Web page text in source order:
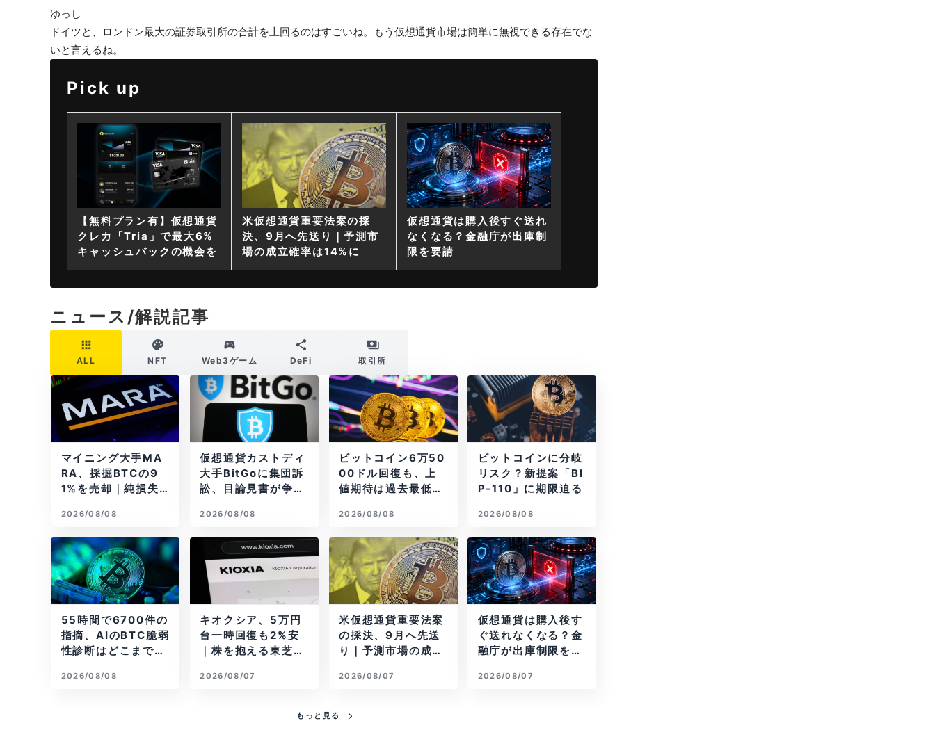
ゆっし
ドイツと、ロンドン最大の証券取引所の合計を上回るのはすごいね。もう仮想通貨市場は簡単に無視できる存在でな
いと言えるね。
Pick up
【無料プラン有】仮想通貨
クレカ「Tria」で最大6%
キャッシュバックの機会を
米仮想通貨重要法案の採
決、9月へ先送り｜予測市
場の成立確率は14%に
仮想通貨は購入後すぐ送れ
なくなる？金融庁が出庫制
限を要請
ニュース/解説記事
ALL NFT Web3ゲーム DeFi 取引所
マイニング大手MA
RA、採掘BTCの9
1%を売却｜純損失6
2026/08/08
仮想通貨カストディ
大手BitGoに集団訴
訟、目論見書が争点
2026/08/08
ビットコイン6万50
00ドル回復も、上
値期待は過去最低の
2026/08/08
ビットコインに分岐
リスク？新提案「BI
P-110」に期限迫る
2026/08/08
55時間で6700件の
指摘、AIのBTC脆弱
性診断はどこまで本
2026/08/08
キオクシア、5万円
台一時回復も2%安
｜株を抱える東芝は
2026/08/07
米仮想通貨重要法案
の採決、9月へ先送
り｜予測市場の成立
2026/08/07
仮想通貨は購入後す
ぐ送れなくなる？金
融庁が出庫制限を要
2026/08/07
もっと見る